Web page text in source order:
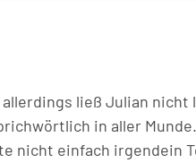
ließ Julian nicht
in aller
nicht einfach irgendein